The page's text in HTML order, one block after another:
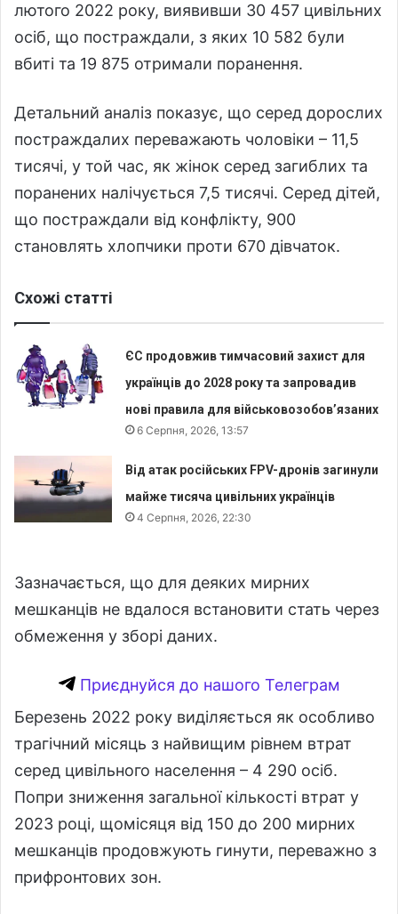
лютого 2022 року, виявивши 30 457 цивільних
осіб, що постраждали, з яких 10 582 були
вбиті та 19 875 отримали поранення.
Детальний аналіз показує, що серед дорослих
постраждалих переважають чоловіки – 11,5
тисячі, у той час, як жінок серед загиблих та
поранених налічується 7,5 тисячі. Серед дітей,
що постраждали від конфлікту, 900
становлять хлопчики проти 670 дівчаток.
Схожі статті
ЄС продовжив тимчасовий захист для
українців до 2028 року та запровадив
нові правила для військовозобов’язаних
6 Серпня, 2026, 13:57
Від атак російських FPV-дронів загинули
майже тисяча цивільних українців
4 Серпня, 2026, 22:30
Зазначається, що для деяких мирних
мешканців не вдалося встановити стать через
обмеження у зборі даних.
Приєднуйся до нашого Телеграм
Березень 2022 року виділяється як особливо
трагічний місяць з найвищим рівнем втрат
серед цивільного населення – 4 290 осіб.
Попри зниження загальної кількості втрат у
2023 році, щомісяця від 150 до 200 мирних
мешканців продовжують гинути, переважно з
прифронтових зон.